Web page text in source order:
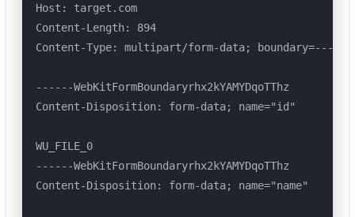
Host: target.com
Content-Length: 894
Content-Type: multipart/form-data; boundary=----
------WebKitFormBoundaryrhx2kYAMYDqoTThz
Content-Disposition: form-data; name="id"
WU_FILE_0
------WebKitFormBoundaryrhx2kYAMYDqoTThz
Content-Disposition: form-data; name="name"